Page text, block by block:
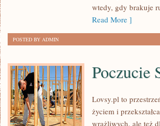
wtedy, gdy brakuje
Read More ]
POSTED BY ADMIN
Poczucie
Lovsy.pl to
życiem i
wrażliwych, ale też